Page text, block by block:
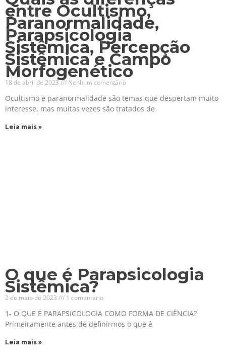
entre Ocultismo,
Paranormalidade,
Parapsicologia
Sistêmica, Percepção
Sistêmica e Campo
Morfogenético
18 de abril de 2023 Nenhum comentário
Ocultismo e paranormalidade são temas que despertam muito
interesse, mas muitas vezes são tratados de
Leia mais »
O que é Parapsicologia
Sistêmica?
2 de maio de 2023 1 comentário
1- O QUE É PARAPSICOLOGIA COMO FORMA DE CIÊNCIA?
Primeiramente antes de definirmos o que é
Leia mais »